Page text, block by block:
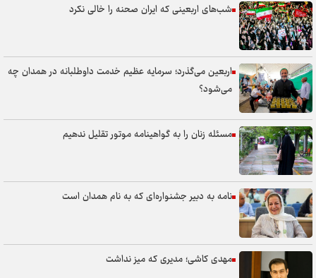
شب‌های اربعینی که ایران صحنه را خالی نکرد
اربعین می‌گذرد؛ سرمایه عظیم خدمت داوطلبانه در همدان چه
می‌شود؟
مسئله زنان را به گواهینامه موتور تقلیل ندهیم
نامه به دبیر جشنواره‌ای که به نام همدان است
مهدی کاشی؛ مدیری که میز نداشت